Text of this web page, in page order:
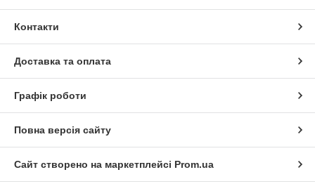
Контакти
Доставка та оплата
Графік роботи
Повна версія сайту
Сайт створено на маркетплейсі Prom.ua